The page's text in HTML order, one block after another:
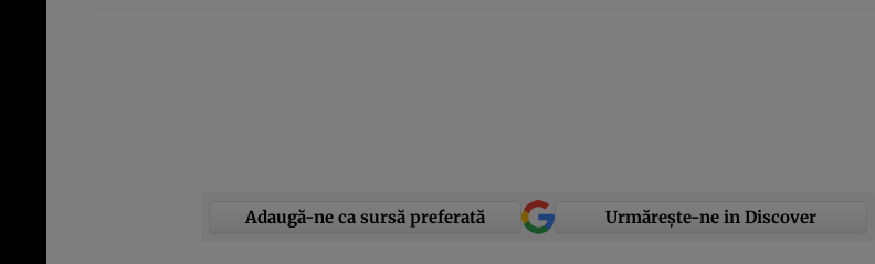
Adaugă-ne ca sursă preferată Urmărește-ne in Discover